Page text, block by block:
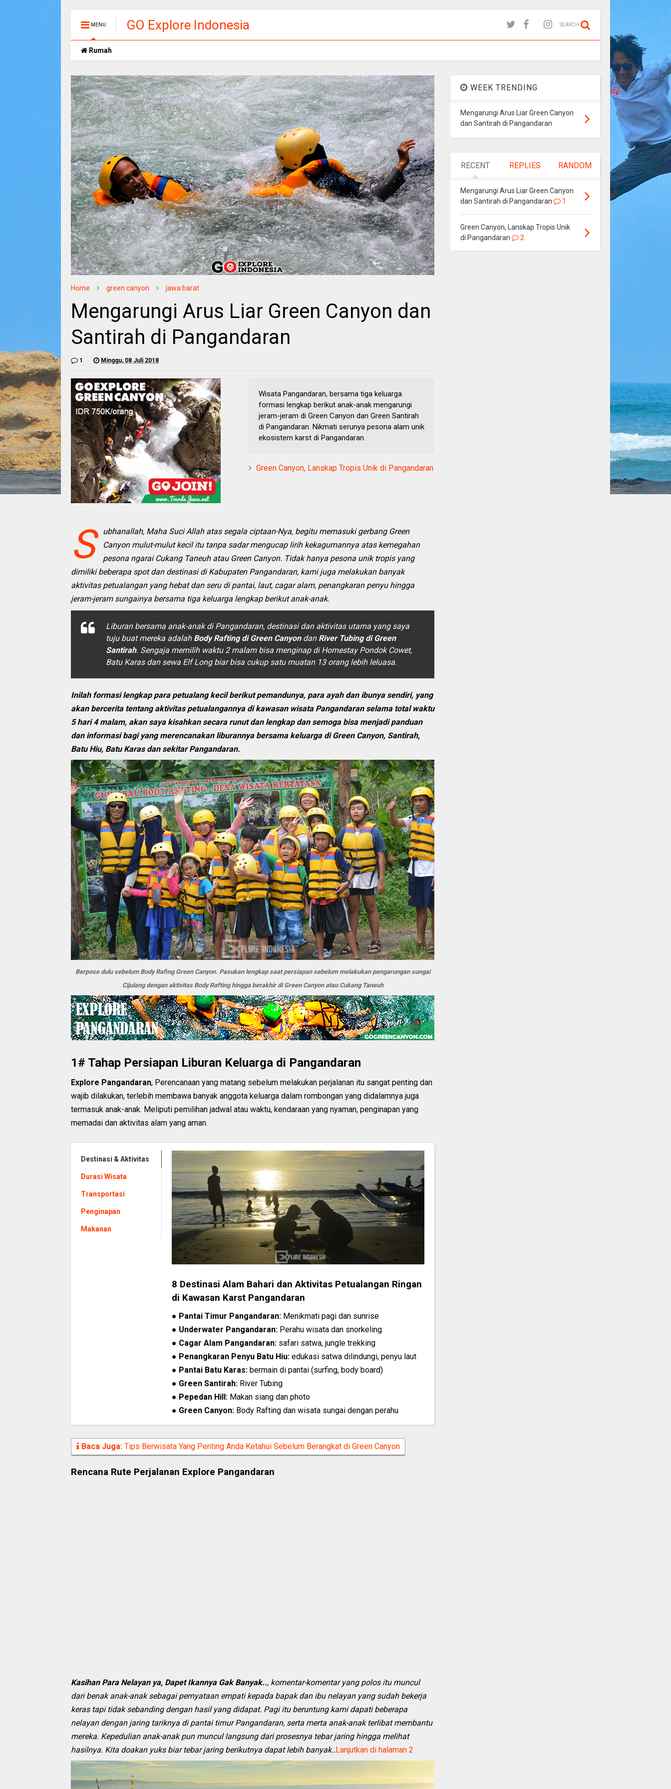
MENU GO Explore Indonesia SEARCH
Rumah
Home green canyon jawa barat
Mengarungi Arus Liar Green Canyon dan
Santirah di Pangandaran
1 Minggu, 08 Juli 2018
Wisata Pangandaran, bersama tiga keluarga
formasi lengkap berikut anak-anak mengarungi
jeram-jeram di Green Canyon dan Green Santirah
di Pangandaran. Nikmati serunya pesona alam unik
ekosistem karst di Pangandaran.
Green Canyon, Lanskap Tropis Unik di Pangandaran
S
ubhanallah, Maha Suci Allah atas segala ciptaan-Nya, begitu memasuki gerbang Green
Canyon mulut-mulut kecil itu tanpa sadar mengucap lirih kekagumannya atas kemegahan
pesona ngarai Cukang Taneuh atau Green Canyon. Tidak hanya pesona unik tropis yang
dimiliki beberapa spot dan destinasi di Kabupaten Pangandaran, kami juga melakukan banyak
aktivitas petualangan yang hebat dan seru di pantai, laut, cagar alam, penangkaran penyu hingga
jeram-jeram sungainya bersama tiga keluarga lengkap berikut anak-anak.
Liburan bersama anak-anak di Pangandaran, destinasi dan aktivitas utama yang saya
tuju buat mereka adalah Body Rafting di Green Canyondan River Tubing di Green
Santirah. Sengaja memilih waktu 2 malam bisa menginap di Homestay Pondok Cowet,
Batu Karas dan sewa Elf Long biar bisa cukup satu muatan 13 orang lebih leluasa.
Inilah formasi lengkap para petualang kecil berikut pemandunya, para ayah dan ibunya sendiri, yang
akan bercerita tentang aktivitas petualangannya di kawasan wisata Pangandaran selama total waktu
5 hari 4 malam, akan saya kisahkan secara runut dan lengkap dan semoga bisa menjadi panduan
dan informasi bagi yang merencanakan liburannya bersama keluarga di Green Canyon, Santirah,
Batu Hiu, Batu Karas dan sekitar Pangandaran.
Berpose dulu sebelum Body Rafing Green Canyon. Pasukan lengkap saat persiapan sebelum melakukan pengarungan sungai
Cijulang dengan aktivitas Body Rafting hingga berakhir di Green Canyon atau Cukang Taneuh
1# Tahap Persiapan Liburan Keluarga di Pangandaran
Explore Pangandaran, Perencanaan yang matang sebelum melakukan perjalanan itu sangat penting dan
wajib dilakukan, terlebih membawa banyak anggota keluarga dalam rombongan yang didalamnya juga
termasuk anak-anak. Meliputi pemilihan jadwal atau waktu, kendaraan yang nyaman, penginapan yang
memadai dan aktivitas alam yang aman.
Destinasi & Aktivitas
Durasi Wisata
Transportasi
Penginapan
Makanan
8 Destinasi Alam Bahari dan Aktivitas Petualangan Ringan
di Kawasan Karst Pangandaran
● Pantai Timur Pangandaran: Menikmati pagi dan sunrise
● Underwater Pangandaran: Perahu wisata dan snorkeling
● Cagar Alam Pangandaran: safari satwa, jungle trekking
● Penangkaran Penyu Batu Hiu: edukasi satwa dilindungi, penyu laut
● Pantai Batu Karas: bermain di pantai (surfing, body board)
● Green Santirah: River Tubing
● Pepedan Hill: Makan siang dan photo
● Green Canyon: Body Rafting dan wisata sungai dengan perahu
Baca Juga:Tips Berwisata Yang Penting Anda Ketahui Sebelum Berangkat di Green Canyon
Rencana Rute Perjalanan Explore Pangandaran
Kasihan Para Nelayan ya, Dapet Ikannya Gak Banyak.., komentar-komentar yang polos itu muncul
dari benak anak-anak sebagai pernyataan empati kepada bapak dan ibu nelayan yang sudah bekerja
keras tapi tidak sebanding dengan hasil yang didapat. Pagi itu beruntung kami dapati beberapa
nelayan dengan jaring tariknya di pantai timur Pangandaran, serta merta anak-anak terlibat membantu
mereka. Kepedulian anak-anak pun muncul langsung dari prosesnya tebar jaring hingga melihat
hasilnya. Kita doakan yuks biar tebar jaring berikutnya dapat lebih banyak.. Lanjutkan di halaman 2
WEEK TRENDING
Mengarungi Arus Liar Green Canyon
dan Santirah di Pangandaran
RECENT REPLIES RANDOM
Mengarungi Arus Liar Green Canyon
dan Santirah di Pangandaran
1
Green Canyon, Lanskap Tropis Unik
di Pangandaran
2